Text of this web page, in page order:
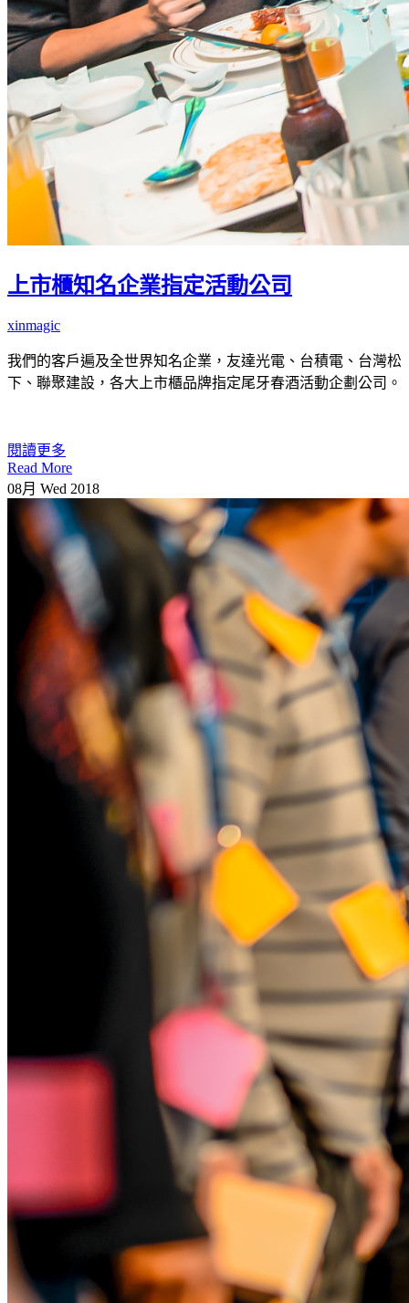
上市櫃知名企業指定活動公司
xinmagic
我們的客戶遍及全世界知名企業，友達光電、台積電、台灣松
下、聯聚建設，各大上市櫃品牌指定尾牙春酒活動企劃公司。
閱讀更多
Read More
08月 Wed 2018